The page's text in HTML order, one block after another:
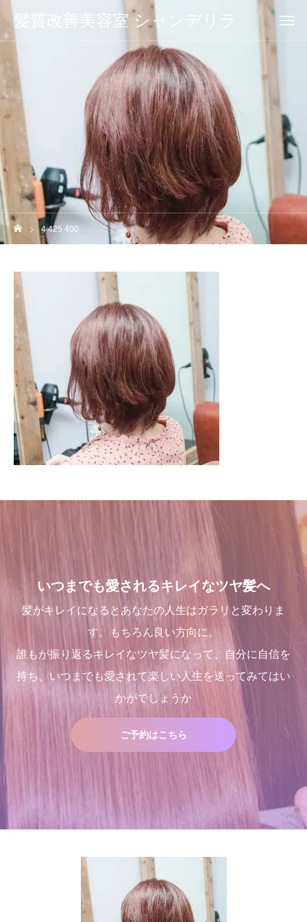
髪質改善美容室 シャンデリラ
4 425 400
いつまでも愛されるキレイなツヤ髪へ
髪がキレイになるとあなたの人生はガラリと変わりま
す。もちろん良い方向に。
誰もが振り返るキレイなツヤ髪になって、自分に自信を
持ち、いつまでも愛されて楽しい人生を送ってみてはい
かがでしょうか
ご予約はこちら